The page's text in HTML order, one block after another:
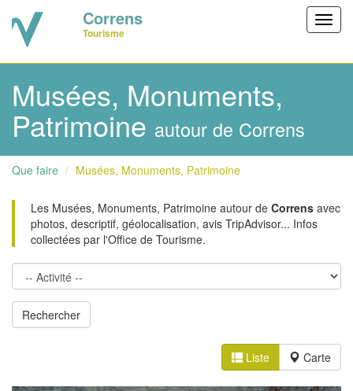
Correns
Tourisme
Musées, Monuments,
Patrimoine autour de Correns
Que faire Musées, Monuments, Patrimoine
Les Musées, Monuments, Patrimoine autour de Correns avec
photos, descriptif, géolocalisation, avis TripAdvisor... Infos
collectées par l'Office de Tourisme.
Liste Carte